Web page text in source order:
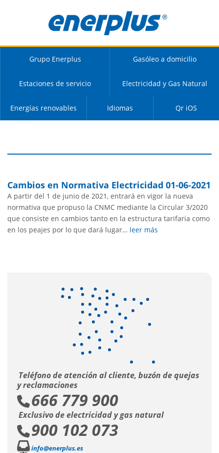
Grupo Enerplus Gasóleo a domicilio
Estaciones de servicio Electricidad y Gas Natural
Energías renovables Idiomas Qr iOS
Cambios en Normativa Electricidad 01-06-2021
A partir del 1 de junio de 2021, entrará en vigor la nueva
normativa que propuso la CNMC mediante la Circular 3/2020
que consiste en cambios tanto en la estructura tarifaria como
en los peajes por lo que dará lugar… leer más
Teléfono de atención al cliente, buzón de quejas
y reclamaciones
666 779 900
Exclusivo de electricidad y gas natural
900 102 073
info@enerplus.es